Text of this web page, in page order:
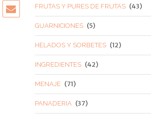
FRUTAS Y PURES DE FRUTAS (43)
GUARNICIONES (5)
HELADOS Y SORBETES (12)
INGREDIENTES (42)
MENAJE (71)
PANADERIA (37)